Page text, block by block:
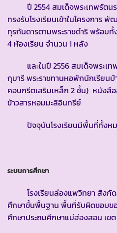
ปี 2554 สมเด็จพระเทพรัตนร
ทรงรับโรงเรียนเข้าในโครงการ พั
ทุรกันดารตามพระราชดำริ พร้อมทั้
4 ห้องเรียน จำนวน 1 หลัง
และในปี 2556 สมเด็จพระเท
กุมารี พระราชทานหอพักนักเรียนบ้
คอนกรีตเสริมเหล็ก 2 ชั้น) หนังสื
ข้าวสารหอมมะลิอินทรีย์
ปัจจุบันโรงเรียนมีพื้นที่ทั้งหม
ระบบการศึกษา
โรงเรียนล่องแพวิทยา สังกัด
ศึกษาขั้นพื้นฐาน พื้นที่รับผิดชอบข
ศึกษาประถมศึกษาแม่ฮ่องสอน เข